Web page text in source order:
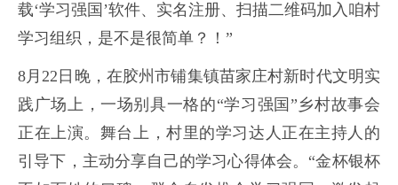
载‘学习强国’软件、实名注册、扫描二维码加入咱村
学习组织，是不是很简单？！”
8月22日晚，在胶州市铺集镇苗家庄村新时代文明实
践广场上，一场别具一格的“学习强国”乡村故事会
正在上演。舞台上，村里的学习达人正在主持人的
引导下，主动分享自己的学习心得体会。“金杯银杯